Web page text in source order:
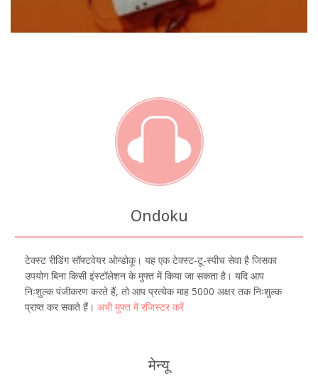
Ondoku
टेक्स्ट रीडिंग सॉफ्टवेयर ओन्डोकू। यह एक टेक्स्ट-टू-स्पीच सेवा है जिसका
उपयोग बिना किसी इंस्टॉलेशन के मुफ्त में किया जा सकता है। यदि आप
निःशुल्क पंजीकरण करते हैं, तो आप प्रत्येक माह 5000 अक्षर तक निःशुल्क
प्राप्त कर सकते हैं। अभी मुफ्त में रजिस्टर करें
मेन्यू